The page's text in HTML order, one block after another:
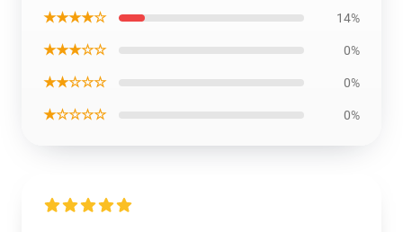
★★★★☆ 14%
★★★☆☆ 0%
★★☆☆☆ 0%
★☆☆☆☆ 0%